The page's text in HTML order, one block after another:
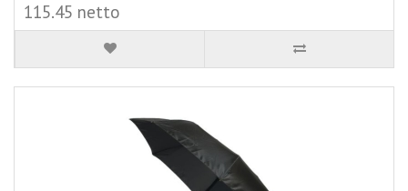
115.45 netto